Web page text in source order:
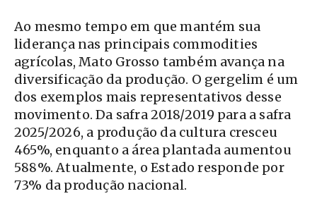
Ao mesmo tempo em que mantém sua
liderança nas principais commodities
agrícolas, Mato Grosso também avança na
diversificação da produção. O gergelim é um
dos exemplos mais representativos desse
movimento. Da safra 2018/2019 para a safra
2025/2026, a produção da cultura cresceu
465%, enquanto a área plantada aumentou
588%. Atualmente, o Estado responde por
73% da produção nacional.